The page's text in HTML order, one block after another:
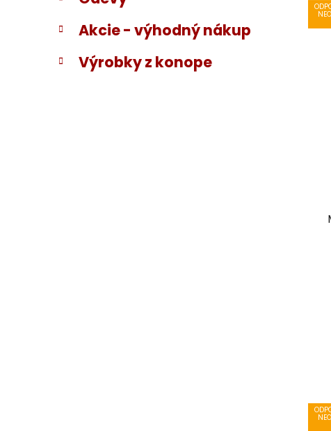
Akcie - výhodný nákup
Výrobky z konope